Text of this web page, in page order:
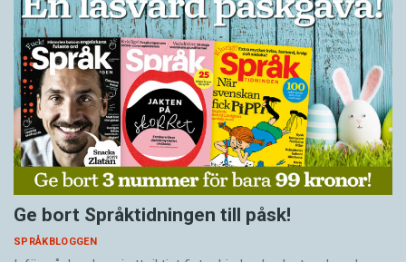
Ge bort Språktidningen till påsk!
SPRÅKBLOGGEN